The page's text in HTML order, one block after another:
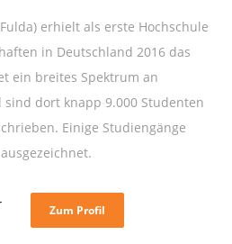
erhielt als erste Hochschule
in Deutschland 2016 das
ein breites Spektrum an
dort knapp 9.000 Studenten
Einige Studiengänge
Zum Profil